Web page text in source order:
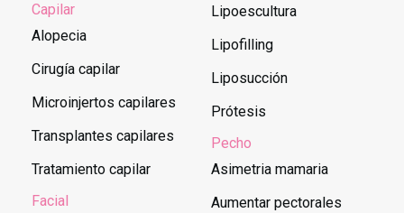
Capilar
Alopecia
Cirugía capilar
Microinjertos capilares
Transplantes capilares
Tratamiento capilar
Facial
Lipoescultura
Lipofilling
Liposucción
Prótesis
Pecho
Asimetria mamaria
Aumentar pectorales